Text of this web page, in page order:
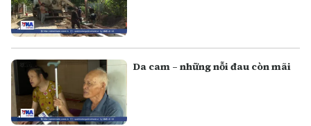
Da cam – những nỗi đau còn mãi